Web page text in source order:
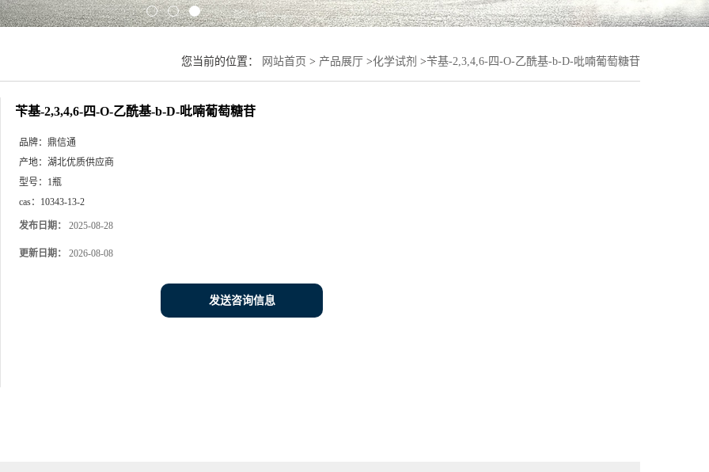
您当前的位置： 网站首页 > 产品展厅 >化学试剂 >苄基-2,3,4,6-四-O-乙酰基-b-D-吡喃葡萄糖苷
苄基-2,3,4,6-四-O-乙酰基-b-D-吡喃葡萄糖苷
品牌： 鼎信通
产地： 湖北优质供应商
型号： 1瓶
cas： 10343-13-2
发布日期： 2025-08-28
更新日期： 2026-08-08
发送咨询信息